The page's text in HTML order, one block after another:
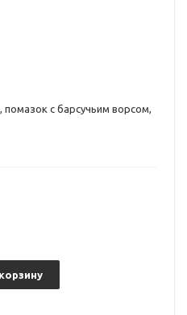
с барсучьим ворсом,